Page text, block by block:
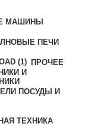
МАШИНЫ
ПЕЧИ
ПРОЧЕЕ
И
ПОСУДЫ И
ТЕХНИКА